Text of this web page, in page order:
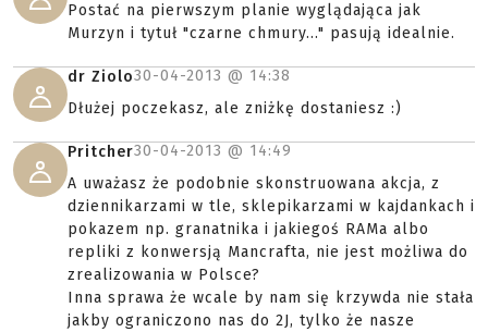
Postać na pierwszym planie wyglądająca jak
Murzyn i tytuł "czarne chmury..." pasują idealnie.
dr Ziolo30-04-2013 @ 14:38
Dłużej poczekasz, ale zniżkę dostaniesz :)
Pritcher30-04-2013 @ 14:49
A uważasz że podobnie skonstruowana akcja, z
dziennikarzami w tle, sklepikarzami w kajdankach i
pokazem np. granatnika i jakiegoś RAMa albo
repliki z konwersją Mancrafta, nie jest możliwa do
zrealizowania w Polsce?
Inna sprawa że wcale by nam się krzywda nie stała
jakby ograniczono nas do 2J, tylko że nasze